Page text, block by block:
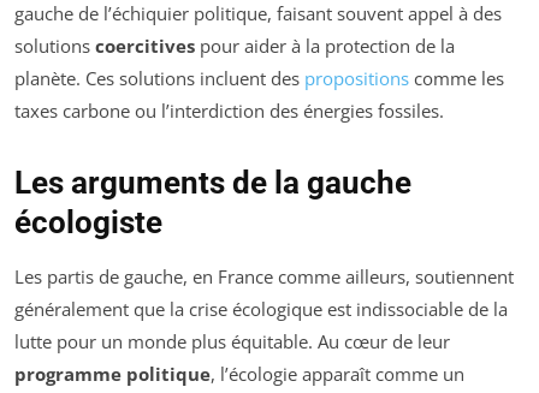
gauche de l’échiquier politique, faisant souvent appel à des
solutions coercitives pour aider à la protection de la
planète. Ces solutions incluent des propositions comme les
taxes carbone ou l’interdiction des énergies fossiles.
Les arguments de la gauche
écologiste
Les partis de gauche, en France comme ailleurs, soutiennent
généralement que la crise écologique est indissociable de la
lutte pour un monde plus équitable. Au cœur de leur
programme politique, l’écologie apparaît comme un